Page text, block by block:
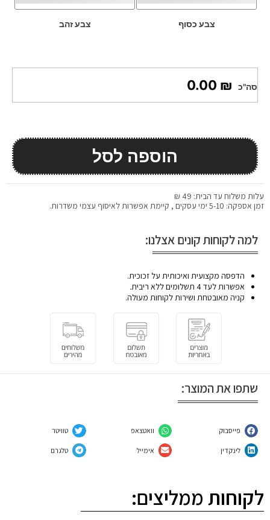
צבע כסוף צבע זהב
סה"כ ₪ 0.00
הוספה לסל
עלות משלוח עד הבית: 49 ₪
זמן אספקה: 5-10 ימי עסקים , קיימת אפשרות לאיסוף עצמי משדרות.
למה לקוחות קונים אצלנו:
הדפסה מקצועית ואיכותית על זכוכית.
אפשרות לעד 4 תשלומים ללא ריבית
.
קניה מאובטחת ושירות לקוחות מעולה.
שתפו את המוצר:
פייסבוק וואטצאפ טוויטר
לינקדין אימייל טלגרם
לקוחות ממליצים: